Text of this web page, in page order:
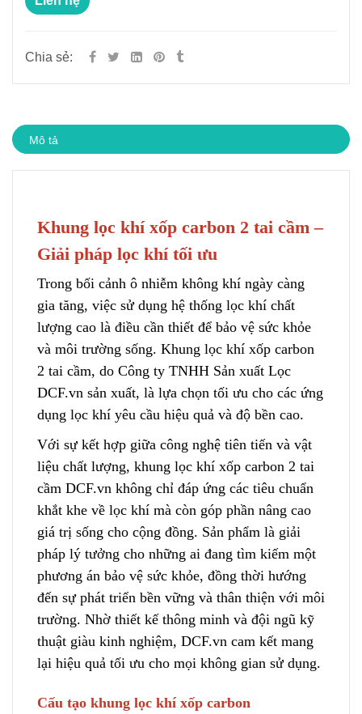
Chia sẻ:
Mô tả
Khung lọc khí xốp carbon 2 tai cầm –
Giải pháp lọc khí tối ưu
Trong bối cảnh ô nhiễm không khí ngày càng
gia tăng, việc sử dụng hệ thống lọc khí chất
lượng cao là điều cần thiết để bảo vệ sức khỏe
và môi trường sống. Khung lọc khí xốp carbon
2 tai cầm, do Công ty TNHH Sản xuất Lọc
DCF.vn sản xuất, là lựa chọn tối ưu cho các ứng
dụng lọc khí yêu cầu hiệu quả và độ bền cao.
Với sự kết hợp giữa công nghệ tiên tiến và vật
liệu chất lượng, khung lọc khí xốp carbon 2 tai
cầm DCF.vn không chỉ đáp ứng các tiêu chuẩn
khắt khe về lọc khí mà còn góp phần nâng cao
giá trị sống cho cộng đồng. Sản phẩm là giải
pháp lý tưởng cho những ai đang tìm kiếm một
phương án bảo vệ sức khỏe, đồng thời hướng
đến sự phát triển bền vững và thân thiện với môi
trường. Nhờ thiết kế thông minh và đội ngũ kỹ
thuật giàu kinh nghiệm, DCF.vn cam kết mang
lại hiệu quả tối ưu cho mọi không gian sử dụng.
Cấu tạo khung lọc khí xốp carbon